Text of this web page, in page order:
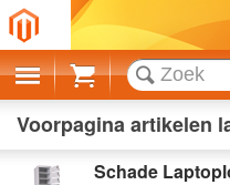
Cart
Voorpagina artikelen
Schade